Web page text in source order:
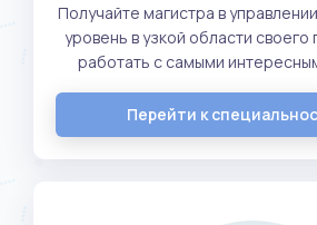
Получайте магистра в
уровень в узкой области
работать с самыми
Перейти к